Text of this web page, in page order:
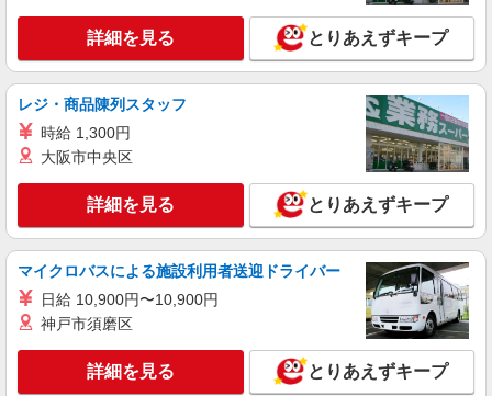
詳細を見る とりあえずキープ
レジ・商品陳列スタッフ
時給 1,300円
大阪市中央区
詳細を見る とりあえずキープ
マイクロバスによる施設利用者送迎ドライバー
日給 10,900円〜10,900円
神戸市須磨区
詳細を見る とりあえずキープ